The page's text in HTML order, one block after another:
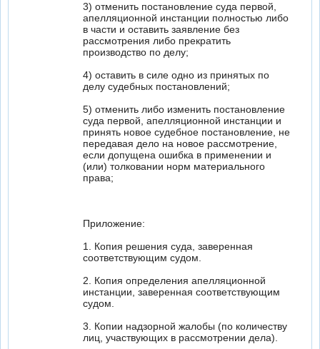
3) отменить постановление суда первой,
апелляционной инстанции полностью либо
в части и оставить заявление без
рассмотрения либо прекратить
производство по делу;
4) оставить в силе одно из принятых по
делу судебных постановлений;
5) отменить либо изменить постановление
суда первой, апелляционной инстанции и
принять новое судебное постановление, не
передавая дело на новое рассмотрение,
если допущена ошибка в применении и
(или) толковании норм материального
права;
Приложение:
1. Копия решения суда, заверенная
соответствующим судом.
2. Копия определения апелляционной
инстанции, заверенная соответствующим
судом.
3. Копии надзорной жалобы (по количеству
лиц, участвующих в рассмотрении дела).